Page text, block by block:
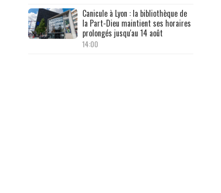
Canicule à Lyon : la bibliothèque de
la Part-Dieu maintient ses horaires
prolongés jusqu'au 14 août
14:00